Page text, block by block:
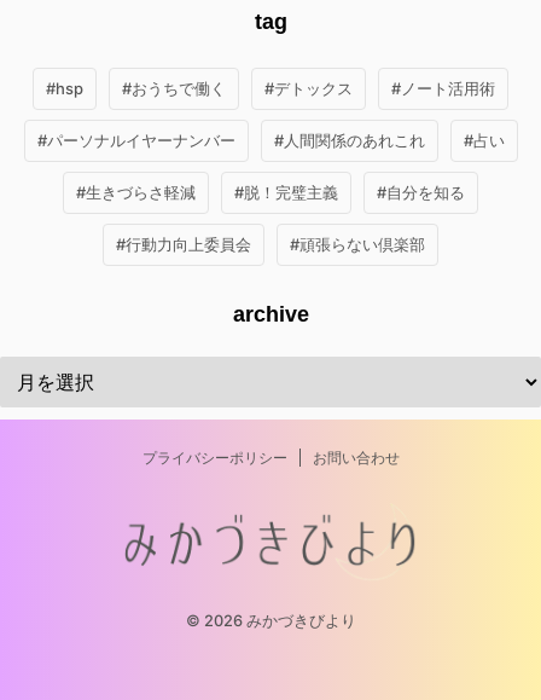
tag
#hsp #おうちで働く #デトックス #ノート活用術
#パーソナルイヤーナンバー #人間関係のあれこれ #占い
#生きづらさ軽減 #脱！完璧主義 #自分を知る
#行動力向上委員会 #頑張らない倶楽部
archive
プライバシーポリシー お問い合わせ
© 2026 みかづきびより